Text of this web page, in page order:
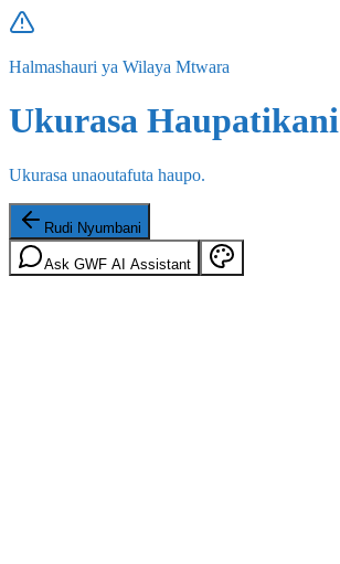
Halmashauri ya Wilaya Mtwara
Ukurasa Haupatikani
Ukurasa unaoutafuta haupo.
Rudi Nyumbani
Ask GWF AI Assistant